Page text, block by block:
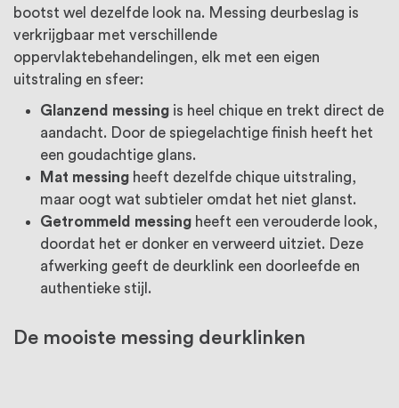
bootst wel dezelfde look na. Messing deurbeslag is
verkrijgbaar met verschillende
oppervlaktebehandelingen, elk met een eigen
uitstraling en sfeer:
Glanzend messing is heel chique en trekt direct de
aandacht. Door de spiegelachtige finish heeft het
een goudachtige glans.
Mat messing heeft dezelfde chique uitstraling,
maar oogt wat subtieler omdat het niet glanst.
Getrommeld messing heeft een verouderde look,
doordat het er donker en verweerd uitziet. Deze
afwerking geeft de deurklink een doorleefde en
authentieke stijl.
De mooiste messing deurklinken